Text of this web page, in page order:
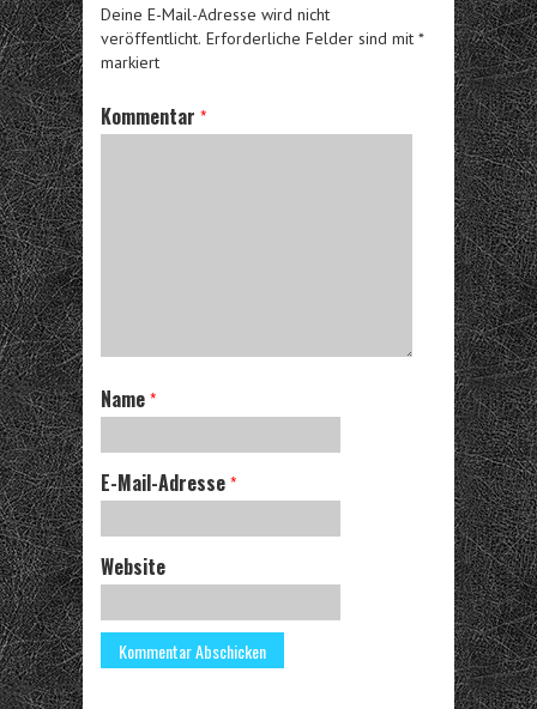
Deine E-Mail-Adresse wird nicht
veröffentlicht. Erforderliche Felder sind mit *
markiert
Kommentar *
Name *
E-Mail-Adresse *
Website